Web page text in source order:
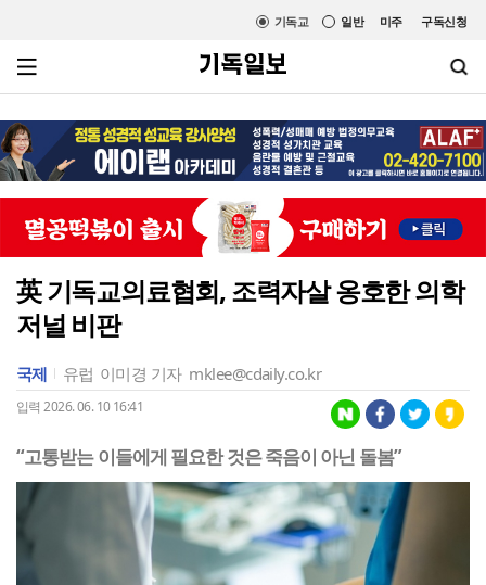
미주 구독신청
일반
기독교
英 기독교의료협회, 조력자살 옹호한 의학
저널 비판
국제 유럽 이미경 기자 mklee@cdaily.co.kr
입력 2026. 06. 10 16:41
“고통받는 이들에게 필요한 것은 죽음이 아닌 돌봄”